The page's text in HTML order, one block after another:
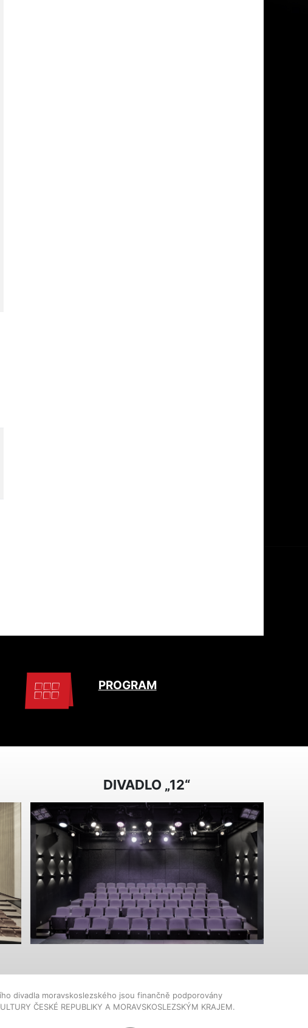
PROGRAM
DIVADLO „12“
divadla moravskoslezského jsou finančně podporovány
ČESKÉ REPUBLIKY A MORAVSKOSLEZSKÝM KRAJEM.